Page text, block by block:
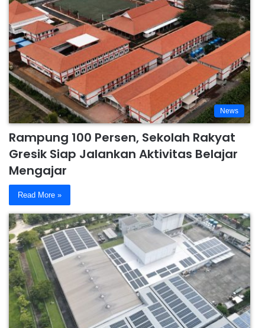
News
Rampung 100 Persen, Sekolah Rakyat
Gresik Siap Jalankan Aktivitas Belajar
Mengajar
Read More »